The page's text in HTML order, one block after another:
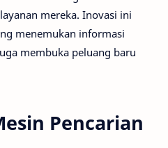
mereka. Inovasi ini
menemukan informasi
membuka peluang baru
Pencarian